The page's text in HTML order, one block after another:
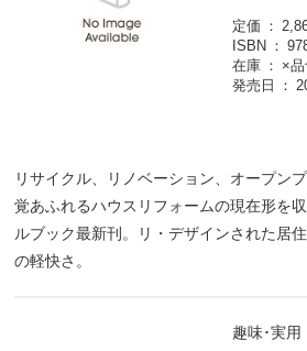
定価
ISBN
在庫
×
発売日
リサイクル、リノベーション、オープン
覚あふれるハウスリフォームの現在形を
ルブック最新刊。リ・デザインされた居
の軽快さ。
趣味･実用